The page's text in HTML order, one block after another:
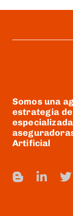
Somos una
estrategia
Artificial